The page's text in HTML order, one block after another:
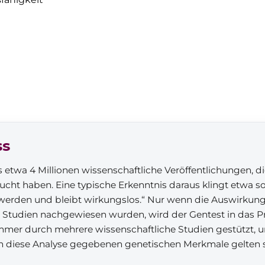
4 Millionen wissenschaftliche Veröffentlichungen,
haben. Eine typische Erkenntnis daraus klingt etwa
und bleibt wirkungslos.“ Nur wenn die
nachgewiesen wurden, wird der Gentest in das
durch mehrere wissenschaftliche Studien gestützt,
diese Analyse gegebenen genetischen Merkmale